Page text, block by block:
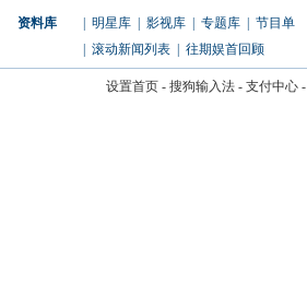
资料库 明星库 影视库 专题库
节目单
滚动新闻列表 往期娱首回顾
设置首页- 搜狗输入法- 支付中心-